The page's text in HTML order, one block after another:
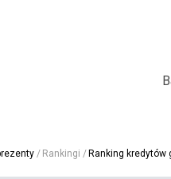
Rankingi Ranking kredytów